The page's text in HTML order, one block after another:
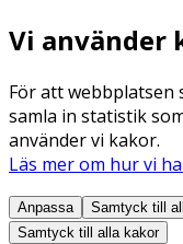
Vi använder
För att
samla in statistik
använder vi kakor.
Läs mer om hur vi
Anpassa Samtyck till
Samtyck till alla kakor